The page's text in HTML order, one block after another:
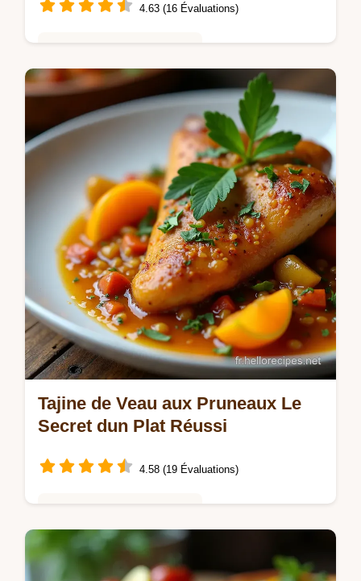
4.63 (16 Évaluations)
Envie dun Tiramisu Ananas Coco facile et
exotique Cette recette rafraîchissante marie
le crémeux du mascarpone à la douceur de
lananas Découvrez le secret dun…
Tajine de Veau aux Pruneaux Le
Secret dun Plat Réussi
4.58 (19 Évaluations)
Envie dun Tajine de veau aux pruneaux
fondant et parfumé Ma recette facile